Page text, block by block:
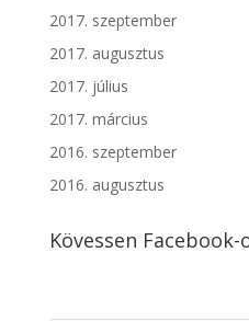
2017. szeptember
2017. augusztus
2017. július
2017. március
2016. szeptember
2016. augusztus
Kövessen